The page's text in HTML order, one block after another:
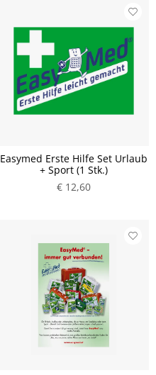
Easymed Erste Hilfe Set Urlaub
+ Sport (1 Stk.)
€ 12,60